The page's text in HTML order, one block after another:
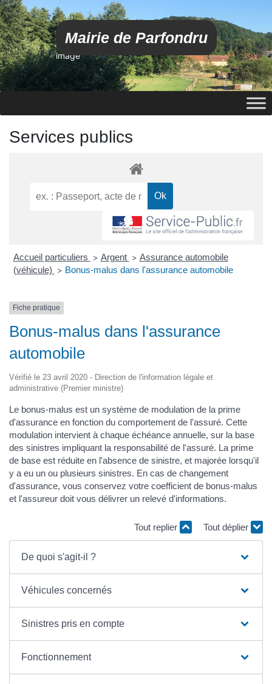
Mairie de Parfondru
image
Services publics
Accueil particuliers > Argent > Assurance automobile
(véhicule)
> Bonus-malus dans l'assurance automobile
Fiche pratique
Bonus-malus dans l'assurance
automobile
Vérifié le 23 avril 2020 - Direction de l'information légale et
administrative (Premier ministre)
Le bonus-malus est un système de modulation de la prime
d'assurance en fonction du comportement de l'assuré. Cette
modulation intervient à chaque échéance annuelle, sur la base
des sinistres impliquant la responsabilité de l'assuré. La prime
de base est réduite en l'absence de sinistre, et majorée lorsqu'il
y a eu un ou plusieurs sinistres. En cas de changement
d'assurance, vous conservez votre coefficient de bonus-malus
et l'assureur doit vous délivrer un relevé d'informations.
Tout replier Tout déplier
De quoi s'agit-il ?
Véhicules concernés
Sinistres pris en compte
Fonctionnement